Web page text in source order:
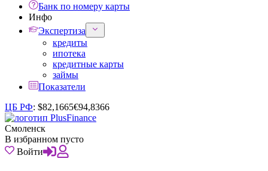
Банк по номеру карты
Инфо
Экспертиза
кредиты
ипотека
кредитные карты
займы
Показатели
ЦБ РФ: $82,1665€94,8366
Смоленск
В избранном пусто
Войти